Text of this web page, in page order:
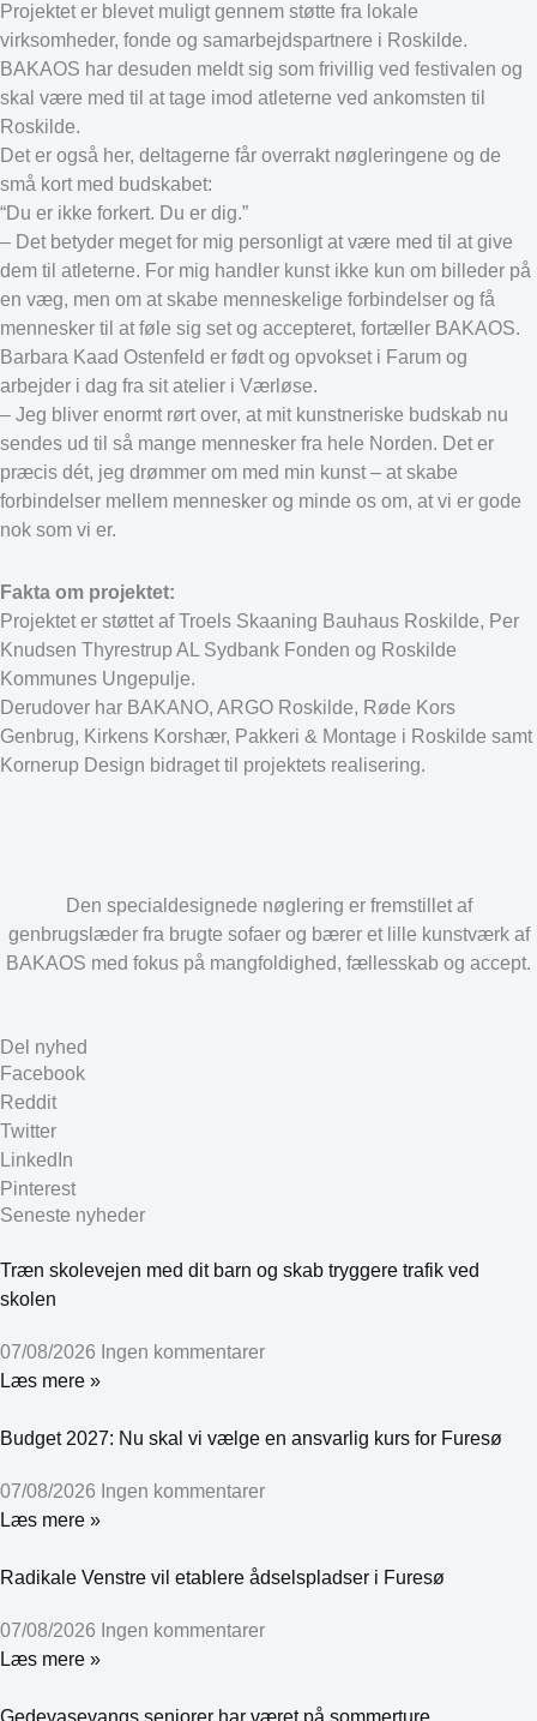
Projektet er blevet muligt gennem støtte fra lokale
virksomheder, fonde og samarbejdspartnere i Roskilde.
BAKAOS har desuden meldt sig som frivillig ved festivalen og
skal være med til at tage imod atleterne ved ankomsten til
Roskilde.
Det er også her, deltagerne får overrakt nøgleringene og de
små kort med budskabet:
“Du er ikke forkert. Du er dig.”
– Det betyder meget for mig personligt at være med til at give
dem til atleterne. For mig handler kunst ikke kun om billeder på
en væg, men om at skabe menneskelige forbindelser og få
mennesker til at føle sig set og accepteret, fortæller BAKAOS.
Barbara Kaad Ostenfeld er født og opvokset i Farum og
arbejder i dag fra sit atelier i Værløse.
– Jeg bliver enormt rørt over, at mit kunstneriske budskab nu
sendes ud til så mange mennesker fra hele Norden. Det er
præcis dét, jeg drømmer om med min kunst – at skabe
forbindelser mellem mennesker og minde os om, at vi er gode
nok som vi er.
Fakta om projektet:
Projektet er støttet af Troels Skaaning Bauhaus Roskilde, Per
Knudsen Thyrestrup AL Sydbank Fonden og Roskilde
Kommunes Ungepulje.
Derudover har BAKANO, ARGO Roskilde, Røde Kors
Genbrug, Kirkens Korshær, Pakkeri & Montage i Roskilde samt
Kornerup Design bidraget til projektets realisering.
Den specialdesignede nøglering er fremstillet af
genbrugslæder fra brugte sofaer og bærer et lille kunstværk af
BAKAOS med fokus på mangfoldighed, fællesskab og accept.
Del nyhed
Facebook
Reddit
Twitter
LinkedIn
Pinterest
Seneste nyheder
Træn skolevejen med dit barn og skab tryggere trafik ved
skolen
07/08/2026 Ingen kommentarer
Læs mere »
Budget 2027: Nu skal vi vælge en ansvarlig kurs for Furesø
07/08/2026 Ingen kommentarer
Læs mere »
Radikale Venstre vil etablere ådselspladser i Furesø
07/08/2026 Ingen kommentarer
Læs mere »